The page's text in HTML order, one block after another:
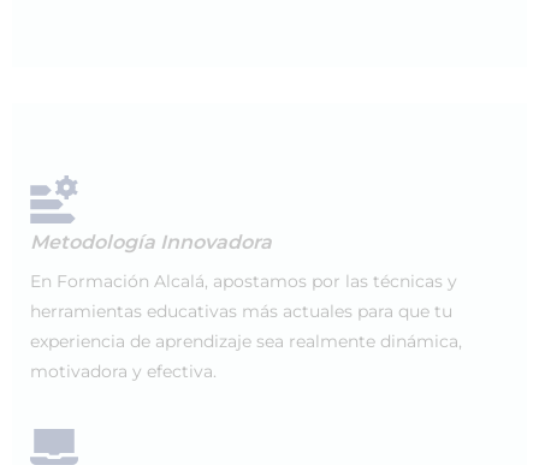
Metodología Innovadora
En Formación Alcalá, apostamos por las técnicas y
herramientas educativas más actuales para que tu
experiencia de aprendizaje sea realmente dinámica,
motivadora y efectiva.